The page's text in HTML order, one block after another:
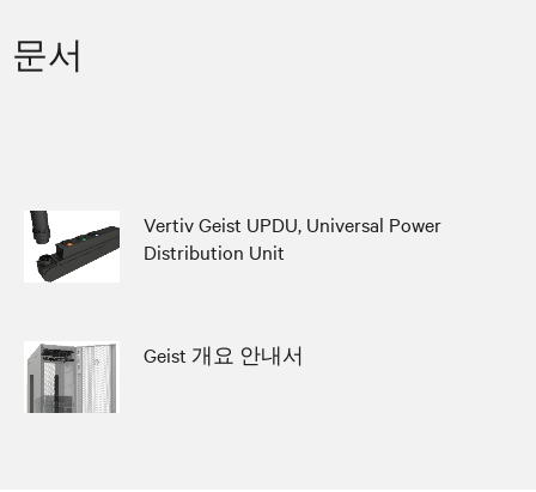
문서
Vertiv Geist UPDU, Universal Power
Distribution Unit
Geist 개요 안내서